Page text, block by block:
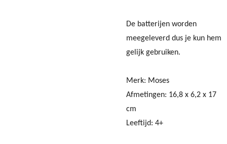
De batterijen worden
meegeleverd dus je kun hem
gelijk gebruiken.
Merk: Moses
Afmetingen: 16,8 x 6,2 x 17
cm
Leeftijd: 4+